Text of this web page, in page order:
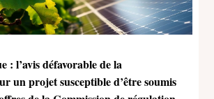
: l’avis défavorable de la
un projet susceptible d’être soumis